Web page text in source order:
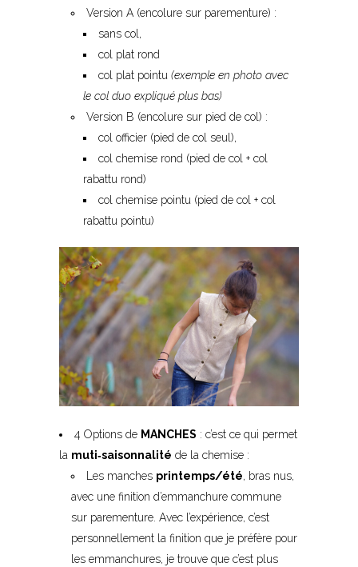
Version A (encolure sur parementure) :
sans col,
col plat rond
col plat pointu (exemple en photo avec
le col duo expliqué plus bas)
Version B (encolure sur pied de col) :
col officier (pied de col seul),
col chemise rond (pied de col + col
rabattu rond)
col chemise pointu (pied de col + col
rabattu pointu)
4 Options de MANCHES : c’est ce qui permet
la muti‐saisonnalité de la chemise :
Les manches printemps/été, bras nus,
avec une finition d’emmanchure commune
sur parementure. Avec l’expérience, c’est
personnellement la finition que je préfère pour
les emmanchures, je trouve que c’est plus